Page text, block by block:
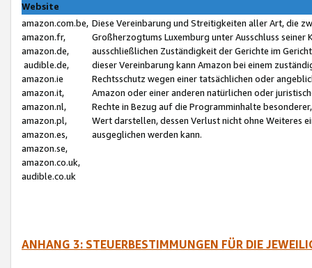
Website
amazon.com.be,
amazon.fr,
amazon.de,
audible.de,
amazon.ie
amazon.it,
amazon.nl,
amazon.pl,
amazon.es,
amazon.se,
amazon.co.uk,
audible.co.uk
Diese Vereinbarung und Streitigkeiten aller Art, die
Großherzogtums Luxemburg unter Ausschluss
ausschließlichen Zuständigkeit der Gerichte im
dieser Vereinbarung kann Amazon bei einem
Rechtsschutz wegen einer tatsächlichen oder
Amazon oder einer anderen natürlichen oder
Rechte in Bezug auf die Programminhalte
Wert darstellen, dessen Verlust nicht ohne Weiteres
ausgeglichen werden kann.
ANHANG 3: STEUERBESTIMMUNGEN FÜR DIE